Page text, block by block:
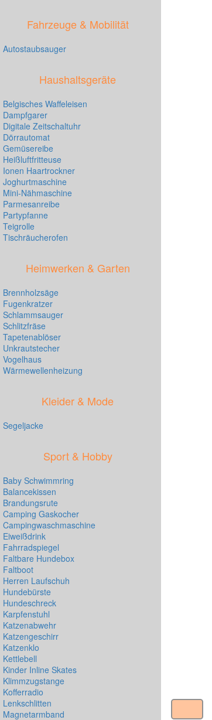
Fahrzeuge & Mobilität
Autostaubsauger
Haushaltsgeräte
Belgisches Waffeleisen
Dampfgarer
Digitale Zeitschaltuhr
Dörrautomat
Gemüsereibe
Heißluftfritteuse
Ionen Haartrockner
Joghurtmaschine
Mini-Nähmaschine
Parmesanreibe
Partypfanne
Teigrolle
Tischräucherofen
Heimwerken & Garten
Brennholzsäge
Fugenkratzer
Schlammsauger
Schlitzfräse
Tapetenablöser
Unkrautstecher
Vogelhaus
Wärmewellenheizung
Kleider & Mode
Segeljacke
Sport & Hobby
Baby Schwimmring
Balancekissen
Brandungsrute
Camping Gaskocher
Campingwaschmaschine
Eiweißdrink
Fahrradspiegel
Faltbare Hundebox
Faltboot
Herren Laufschuh
Hundebürste
Hundeschreck
Karpfenstuhl
Katzenabwehr
Katzengeschirr
Katzenklo
Kettlebell
Kinder Inline Skates
Klimmzugstange
Kofferradio
Lenkschlitten
Magnetarmband